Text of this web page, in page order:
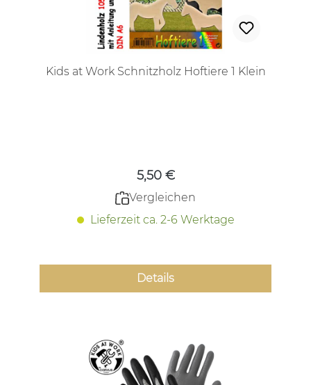
Kids at Work Schnitzholz Hoftiere 1 Klein
5,50 €
Vergleichen
Lieferzeit ca. 2-6 Werktage
Details